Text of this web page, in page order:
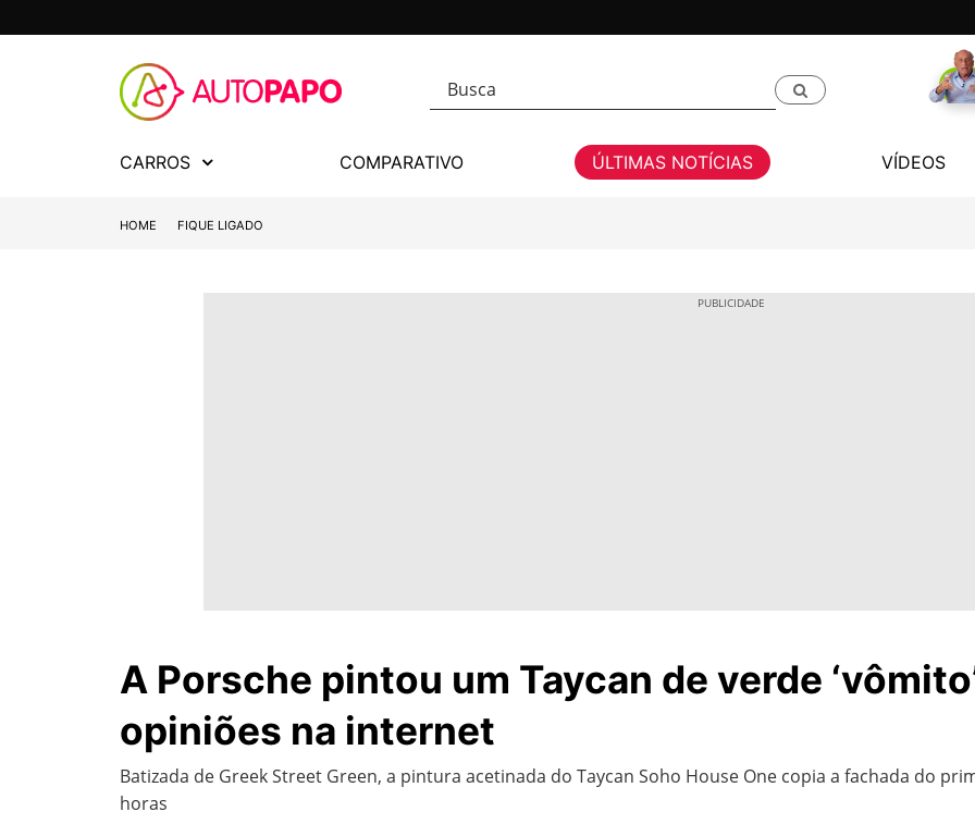
CARROS COMPARATIVO ÚLTIMAS NOTÍCIAS VÍDEOS
HOME FIQUE LIGADO
A Porsche pintou um Taycan de verde
opiniões na internet
Batizada de Greek Street Green, a pintura acetinada do Taycan Soho House One copia a fachada do
horas